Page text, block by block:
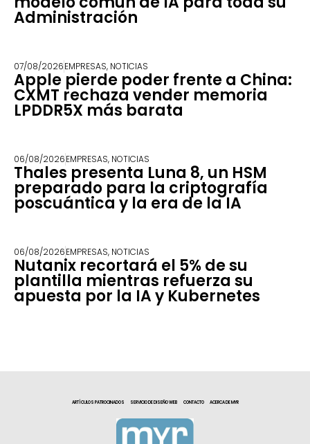
Administración
07/08/2026EMPRESAS, NOTICIAS
Apple pierde poder frente a China:
CXMT rechaza vender memoria
LPDDR5X más barata
06/08/2026EMPRESAS, NOTICIAS
Thales presenta Luna 8, un HSM
preparado para la criptografía
poscuántica y la era de la IA
06/08/2026EMPRESAS, NOTICIAS
Nutanix recortará el 5% de su
plantilla mientras refuerza su
apuesta por la IA y Kubernetes
ARTÍCULOS PATROCINADOS SERVICIO DE DISEÑO WEB CONTACTO ACERCA DE MYR